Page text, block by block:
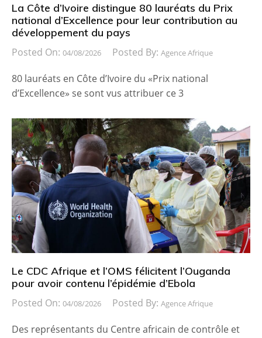
La Côte d’Ivoire distingue 80 lauréats du Prix
national d’Excellence pour leur contribution au
développement du pays
Posted On: 04/08/2026 Posted By: Agence Afrique
80 lauréats en Côte d’Ivoire du «Prix national
d’Excellence» se sont vus attribuer ce 3
Le CDC Afrique et l’OMS félicitent l’Ouganda
pour avoir contenu l’épidémie d’Ebola
Posted On: 04/08/2026 Posted By: Agence Afrique
Des représentants du Centre africain de contrôle et